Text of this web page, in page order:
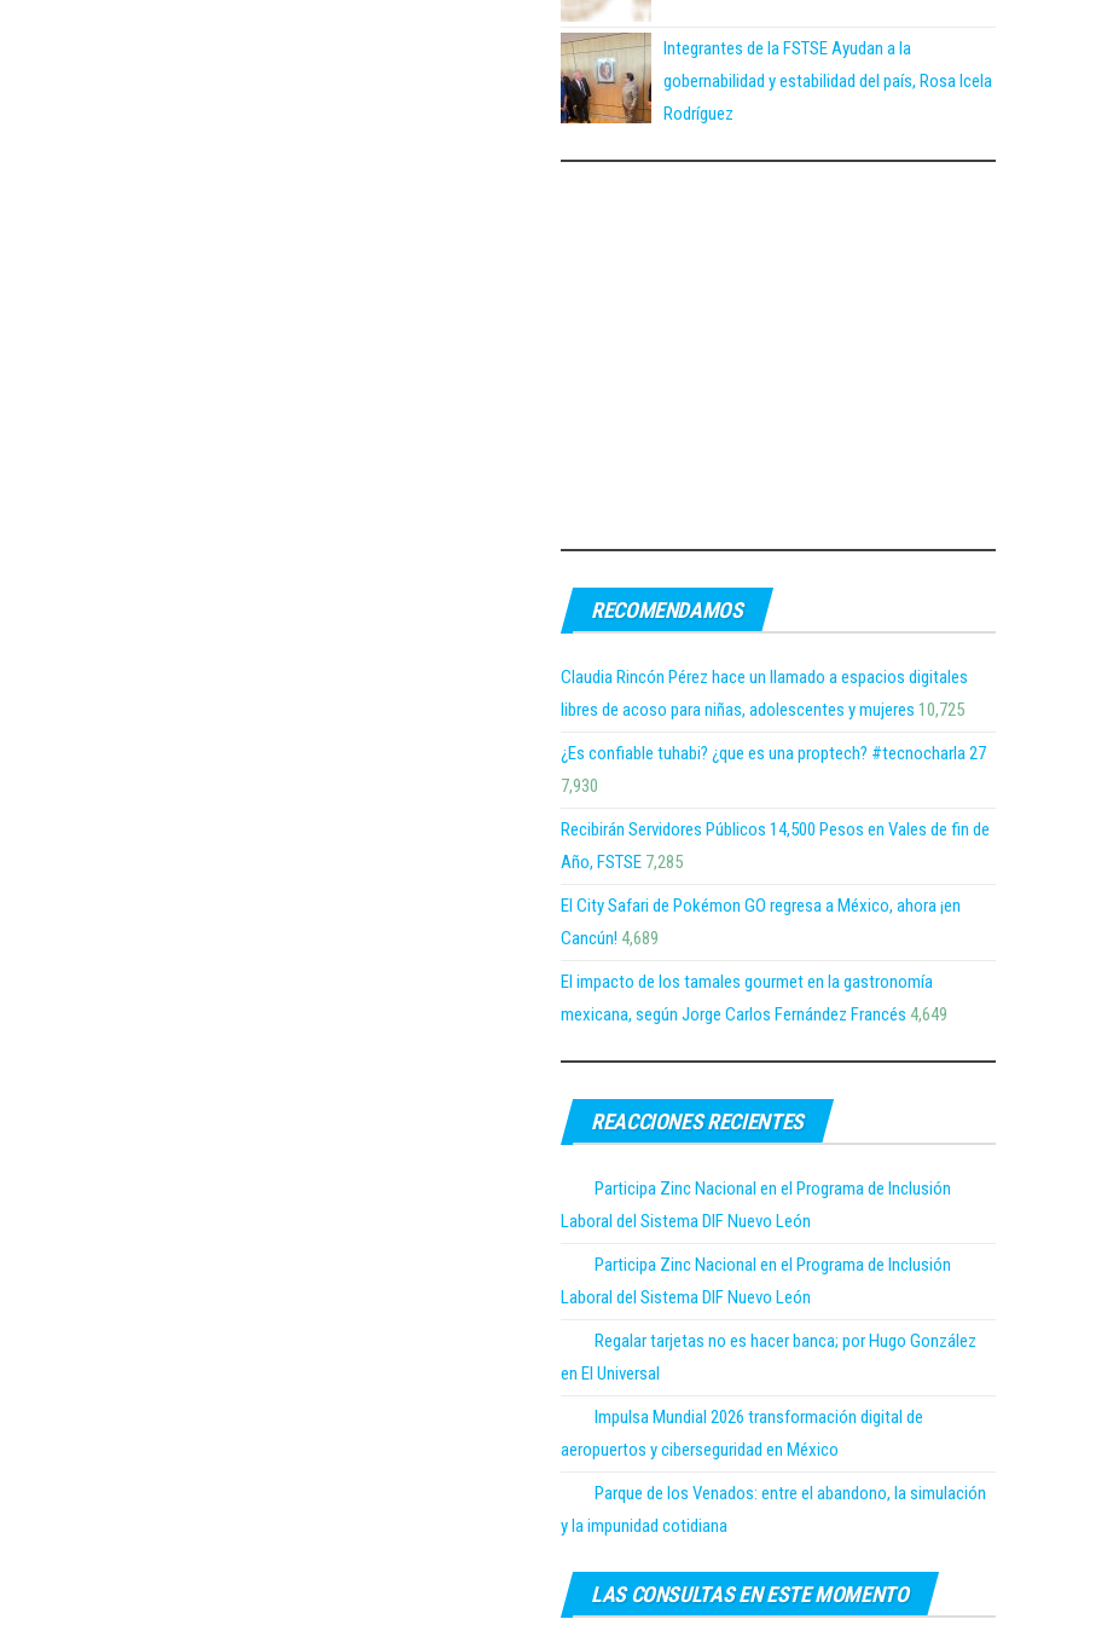
Integrantes de la FSTSE Ayudan a la
gobernabilidad y estabilidad del país, Rosa Icela
Rodríguez
RECOMENDAMOS
Claudia Rincón Pérez hace un llamado a espacios digitales
libres de acoso para niñas, adolescentes y mujeres 10,725
¿Es confiable tuhabi? ¿que es una proptech? #tecnocharla 27
7,930
Recibirán Servidores Públicos 14,500 Pesos en Vales de fin de
Año, FSTSE 7,285
El City Safari de Pokémon GO regresa a México, ahora ¡en
Cancún! 4,689
El impacto de los tamales gourmet en la gastronomía
mexicana, según Jorge Carlos Fernández Francés 4,649
REACCIONES RECIENTES
Participa Zinc Nacional en el Programa de Inclusión
Laboral del Sistema DIF Nuevo León
Participa Zinc Nacional en el Programa de Inclusión
Laboral del Sistema DIF Nuevo León
Regalar tarjetas no es hacer banca; por Hugo González
en El Universal
Impulsa Mundial 2026 transformación digital de
aeropuertos y ciberseguridad en México
Parque de los Venados: entre el abandono, la simulación
y la impunidad cotidiana
LAS CONSULTAS EN ESTE MOMENTO